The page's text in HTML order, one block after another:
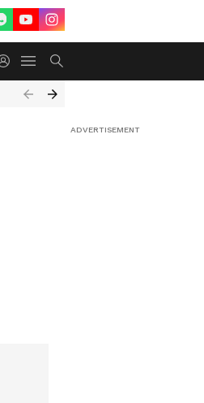
Akkineni Nageswara Rao